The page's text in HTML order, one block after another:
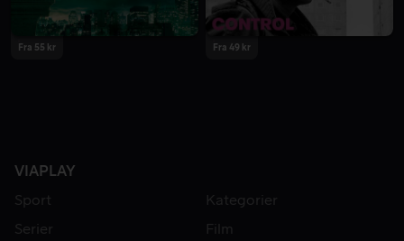
Fra 55 kr Fra 49 kr
VIAPLAY
Sport
Kategorier
Serier
Film